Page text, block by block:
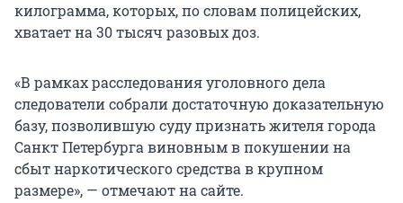
килограмма, которых, по словам полицейских,
хватает на 30 тысяч разовых доз.
«В рамках расследования уголовного дела
следователи собрали достаточную доказательную
базу, позволившую суду признать жителя города
Санкт Петербурга виновным в покушении на
сбыт наркотического средства в крупном
размере», — отмечают на сайте.